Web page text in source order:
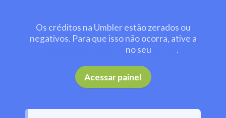
Os créditos na Umbler estão zerados ou
negativos. Para que isso não ocorra, ative a
no seu .
Acessar painel